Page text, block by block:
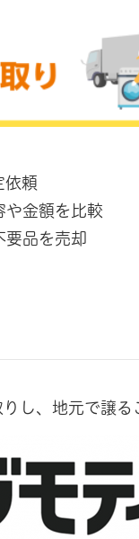
依頼
や金額を比較
要品を売却
リンク）
トへリンク
し、地元で譲る